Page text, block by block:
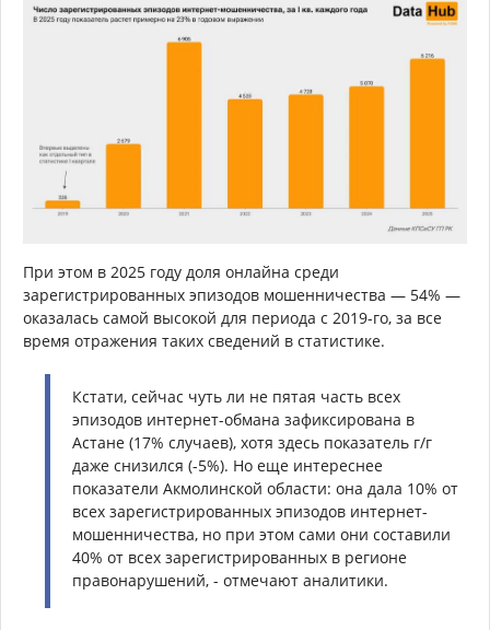
При этом в 2025 году доля онлайна среди
зарегистрированных эпизодов мошенничества — 54% —
оказалась самой высокой для периода с 2019-го, за все
время отражения таких сведений в статистике.
Кстати, сейчас чуть ли не пятая часть всех
эпизодов интернет-обмана зафиксирована в
Астане (17% случаев), хотя здесь показатель г/г
даже снизился (-5%). Но еще интереснее
показатели Акмолинской области: она дала 10% от
всех зарегистрированных эпизодов интернет-
мошенничества, но при этом сами они составили
40% от всех зарегистрированных в регионе
правонарушений, - отмечают аналитики.